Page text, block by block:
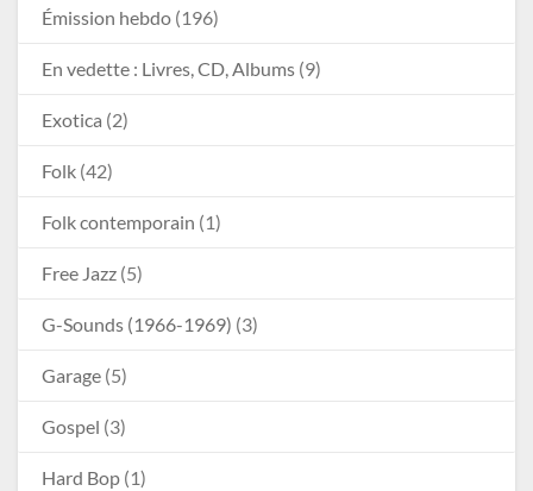
Émission hebdo (196)
En vedette : Livres, CD, Albums (9)
Exotica (2)
Folk (42)
Folk contemporain (1)
Free Jazz (5)
G-Sounds (1966-1969) (3)
Garage (5)
Gospel (3)
Hard Bop (1)